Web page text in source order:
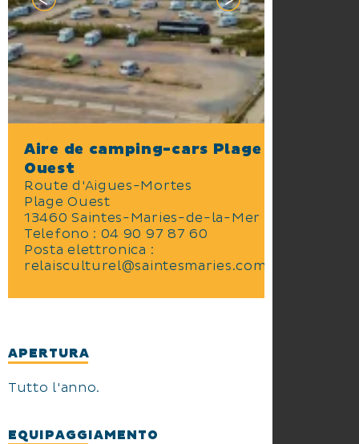
Aire de camping-cars Plage
Ouest
Route d'Aigues-Mortes
Plage Ouest
13460 Saintes-Maries-de-la-Mer
Telefono : 04 90 97 87 60
Posta elettronica :
relaisculturel@saintesmaries.com
APERTURA
Tutto l'anno.
EQUIPAGGIAMENTO